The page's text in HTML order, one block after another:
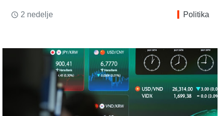
access_time 2 nedelje Politika